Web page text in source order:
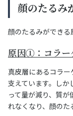
顔のたるみ
顔のたるみができる
原因①：コラー
真皮層にあるコラ
支えています。しか
って量が減り、質
れなくなり、顔のた